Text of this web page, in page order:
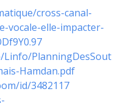
cross-canal-
vocale-elle-impacter-
PlanningDesSout
Hamdan.pdf
id/3482117